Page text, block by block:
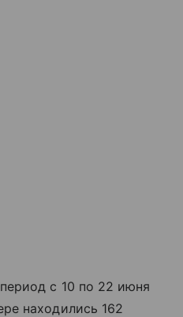
с 10 по 22 июня
находились 162